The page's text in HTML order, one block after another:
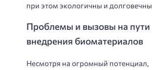
при этом экологичны и долговечны.
Проблемы и вызовы на пути
внедрения биоматериалов
Несмотря на огромный потенциал,